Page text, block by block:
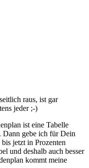
raus, ist gar
jeder ;-)
ist eine Tabelle
Dann gebe ich für Dein
jetzt in Prozenten
und deshalb auch besser
kommt meine